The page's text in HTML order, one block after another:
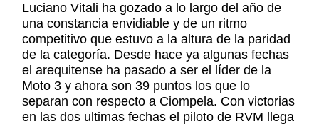
Luciano Vitali ha gozado a lo largo del año de
una constancia envidiable y de un ritmo
competitivo que estuvo a la altura de la paridad
de la categoría. Desde hace ya algunas fechas
el arequitense ha pasado a ser el líder de la
Moto 3 y ahora son 39 puntos los que lo
separan con respecto a Ciompela. Con victorias
en las dos ultimas fechas el piloto de RVM llega